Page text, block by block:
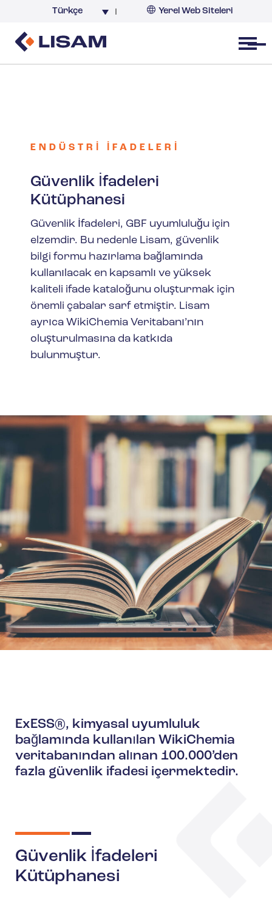
Türkçe Yerel Web Siteleri
Open menu
ENDÜSTRI İFADELERI
Güvenlik İfadeleri
Kütüphanesi
Güvenlik İfadeleri, GBF uyumluluğu için
elzemdir. Bu nedenle Lisam, güvenlik
bilgi formu hazırlama bağlamında
kullanılacak en kapsamlı ve yüksek
kaliteli ifade kataloğunu oluşturmak için
önemli çabalar sarf etmiştir. Lisam
ayrıca WikiChemia Veritabanı’nın
oluşturulmasına da katkıda
bulunmuştur.
ExESS®, kimyasal uyumluluk
bağlamında kullanılan WikiChemia
veritabanından alınan 100.000’den
fazla güvenlik ifadesi içermektedir.
Güvenlik İfadeleri
Kütüphanesi